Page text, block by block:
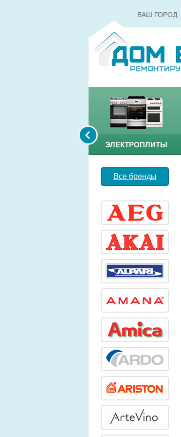
ВАШ ГОРОД:
ЭЛЕКТРОПЛИТЫ
Все бренды